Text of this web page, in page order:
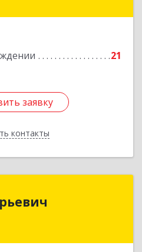
21
заявку
контакты
заявку